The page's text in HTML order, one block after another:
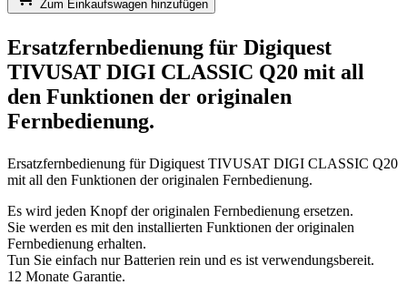
Zum Einkaufswagen hinzufügen
Ersatzfernbedienung für Digiquest
TIVUSAT DIGI CLASSIC Q20 mit all
den Funktionen der originalen
Fernbedienung.
Ersatzfernbedienung fürDigiquest TIVUSAT DIGI CLASSIC Q20
mit all den Funktionen der originalen Fernbedienung.
Es wird jeden Knopf der originalen Fernbedienung ersetzen.
Sie werden es mit den installierten Funktionen der originalen
Fernbedienung erhalten.
Tun Sie einfach nur Batterien rein und es ist verwendungsbereit.
12 Monate Garantie.